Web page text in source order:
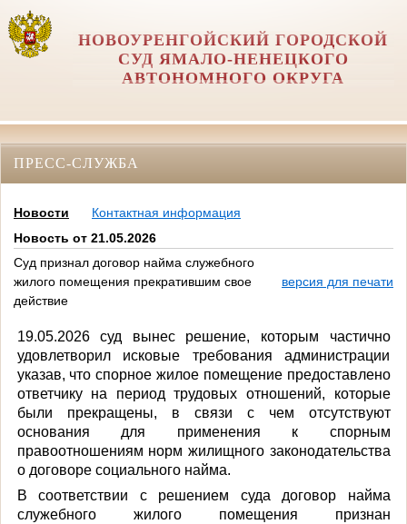
НОВОУРЕНГОЙСКИЙ ГОРОДСКОЙ
СУД ЯМАЛО-НЕНЕЦКОГО
АВТОНОМНОГО ОКРУГА
ПРЕСС-СЛУЖБА
Новости
Контактная информация
Новость от 21.05.2026
Суд признал договор найма служебного
жилого помещения прекратившим свое
действие
версия для печати
19.05.2026 суд вынес решение, которым частично
удовлетворил исковые требования администрации
указав, что спорное жилое помещение предоставлено
ответчику на период трудовых отношений, которые
были прекращены, в связи с чем отсутствуют
основания для применения к спорным
правоотношениям норм жилищного законодательства
о договоре социального найма.
В соответствии с решением суда договор найма
служебного жилого помещения признан